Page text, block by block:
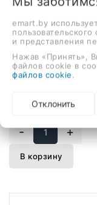
Душевая
3G
1 026,00 руб.
душевая система
- +
В корзину
emart.by
и представления
Нажав «Принять»,
файлов cookie в
файлов cookie
Отклонить